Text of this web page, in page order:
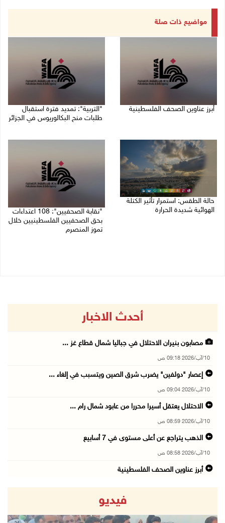
مواضيع ذات صلة
أبرز عناوين الصحف الفلسطينية
"التربية": تمديد فترة استقبال
طلبات منح البكالوريوس في الجزائر
حالة الطقس: استمرار تأثير الكتلة
الهوائية شديدة الحرارة
"نقابة الصحفيين": 108 اعتداءات
بحق الصحفيين الفلسطينيين خلال
تموز المنصرم
أحدث الاخبار
مصابون بنيران الاحتلال في جباليا شمال قطاع غز ...
10/آب/2026 09:18 ص
إعصار "دولفين" يضرب شرق الصين ويتسبب في إلغاء ...
10/آب/2026 09:04 ص
الاحتلال يعتقل أسيرا محررا من عابود شمال رام ...
10/آب/2026 08:59 ص
الذهب يتراجع عن أعلى مستوى في 7 أسابيع
10/آب/2026 08:58 ص
أبرز عناوين الصحف الفلسطينية
"التربية": تمديد فترة استقبال طلبات منح البكا ...
10/آب/2026 08:54 ص
فيديو